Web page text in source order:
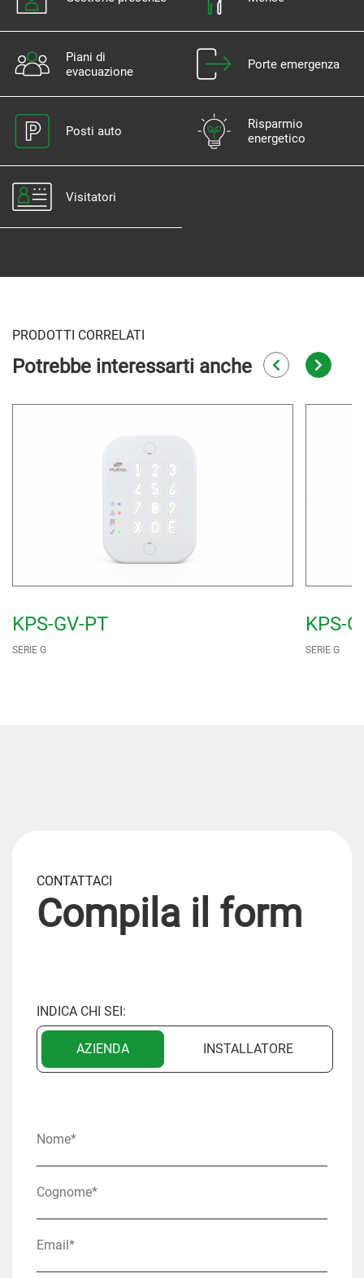
Piani di
evacuazione
Porte emergenza
Posti auto
Risparmio
energetico
Visitatori
PRODOTTI CORRELATI
Potrebbe interessarti anche
KPS-GV-PT
SERIE G
KPS-
SERIE G
CONTATTACI
Compila il form
INDICA CHI SEI:
AZIENDA INSTALLATORE